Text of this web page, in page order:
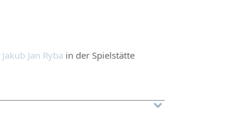
Jakub Jan Ryba in der Spielstätte